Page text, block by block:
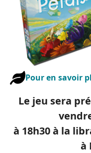
Pour en savoir
Le jeu sera
à 18h30 à la
à